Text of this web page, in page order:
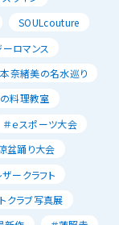
SOULcouture
ーロマンス
奈緒美の名水巡り
料理教室
＃ｅスポーツ大会
盆踊り大会
ザークラフト
クラブ写真展